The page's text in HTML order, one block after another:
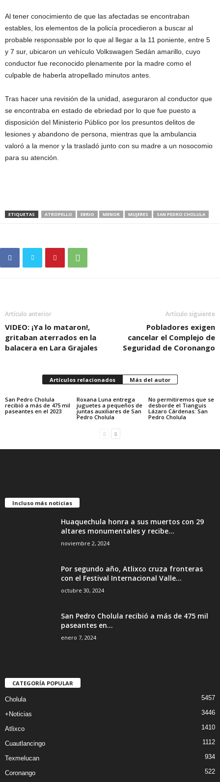
Al tener conocimiento de que las afectadas se encontraban
estables, los elementos de la policía procedieron a buscar al
probable responsable por lo que al llegar a la 11 poniente, entre 5
y 7 sur, ubicaron un vehículo Volkswagen Sedán amarillo, cuyo
conductor fue reconocido plenamente por la madre como el
culpable de haberla atropellado minutos antes.
Tras hacer una revisión de la unidad, aseguraron al conductor que
se encontraba en estado de ebriedad por lo que fue puesto a
disposición del Ministerio Público por los presuntos delitos de
lesiones y abandono de persona, mientras que la ambulancia
valoró a la menor y la trasladó junto con su madre a un nosocomio
para su atención.
ETIQUETAS ATROPELLO EBRIO MENOR MUJERES SAN PEDRO CHOLULA
Artículo anterior
VIDEO: ¡Ya lo mataron!,
gritaban aterrados en la
balacera en Lara Grajales
Artículo siguiente
Pobladores exigen
cancelar el Complejo de
Seguridad de Coronango
Artículos relacionados Más del autor
San Pedro Cholula
recibió a más de 475 mil
paseantes en el 2023
Roxana Luna entrega
juguetes a pequeños de
juntas auxiliares de San
Pedro Cholula
No permitiremos que se
desborde el Tianguis
Lázaro Cárdenas: San
Pedro Cholula
Incluso más noticias
Huaquechula honra a sus muertos con 29
altares monumentales y recibe...
noviembre 2, 2024
Por segundo año, Atlixco cruza fronteras
con el Festival Internacional Valle...
octubre 30, 2024
San Pedro Cholula recibió a más de 475 mil
paseantes en...
enero 7, 2024
CATEGORÍA POPULAR
Cholula 5457
+Noticias 3446
Atlixco 1410
Cuautlancingo 1112
Texmelucan 934
Coronango 522